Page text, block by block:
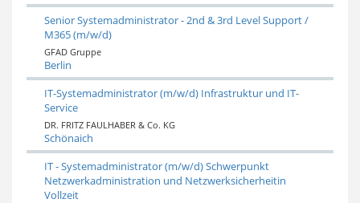
Senior Systemadministrator - 2nd & 3rd Level Support /
M365 (m/w/d)
GFAD Gruppe
Berlin
IT-Systemadministrator (m/w/d) Infrastruktur und IT-
Service
DR. FRITZ FAULHABER & Co. KG
Schönaich
IT - Systemadministrator (m/w/d) Schwerpunkt
Netzwerkadministration und Netzwerksicherheitin
Vollzeit